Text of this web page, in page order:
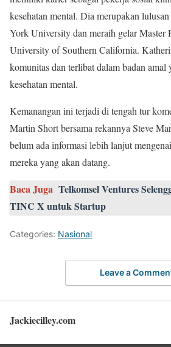
kesehatan mental. Dia merupakan
York University dan meraih gelar Master
University of Southern California.
komunitas dan terlibat dalam badan amal
kesehatan mental.
Kemanangan ini terjadi di tengah tur
Martin Short bersama rekannya Steve
belum ada informasi lebih lanjut
mereka yang akan datang.
Baca Juga Telkomsel Ventures
TINC X untuk Startup
Categories: Nasional
Leave a
Jackiecilley.com